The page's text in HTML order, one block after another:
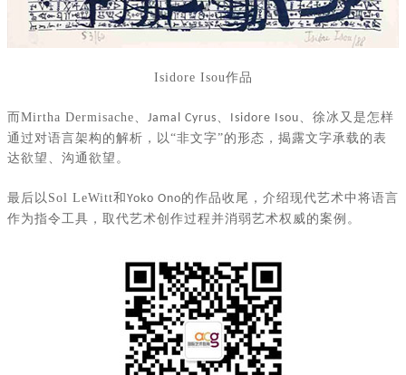
Isidore Isou作品
而Mirtha Dermisache Jamal Cyrus Isidore Isou 、徐冰又是怎样
通过对语言架构的解析，以“非文字”的形态，揭露文字承载的表
达欲望、沟通欲望。
最后以 Sol LeWitt和Yoko Ono的作品收尾，介绍现代艺术中将语言
作为指令工具，取代艺术创作过程并消弱艺术权威的案例。